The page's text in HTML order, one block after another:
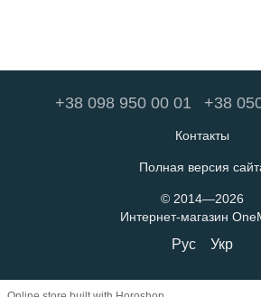
+38 098 950 00 01 +38
Контакты
Полная версия
© 2014—2026
Интернет-магазин
Рус Укр